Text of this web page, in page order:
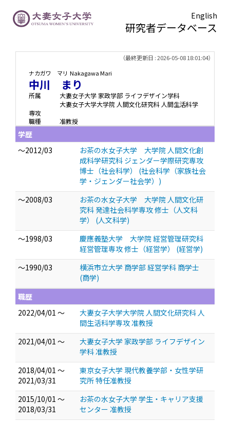
English
研究者データベース
（最終更新日 : 2026-05-08 18:01:04）
ナカガワ マリ Nakagawa Mari
中川 まり
所属
大妻女子大学 家政学部 ライフデザイン学科
大妻女子大学大学院 人間文化研究科 人間生活科学
専攻
職種
准教授
学歴
～2012/03
お茶の水女子大学 大学院 人間文化創
成科学研究科 ジェンダー学際研究専攻
博士（社会科学） (社会科学（家族社会
学・ジェンダー社会学）)
～2008/03
お茶の水女子大学 大学院 人間文化研
究科 発達社会科学専攻 修士（人文科
学） (人文科学)
～1998/03
慶應義塾大学 大学院 経営管理研究科
経営管理専攻 修士（経営学） (経営学)
～1990/03
横浜市立大学 商学部 経営学科 商学士
(商学)
職歴
2022/04/01 ～
大妻女子大学大学院 人間文化研究科 人
間生活科学専攻 准教授
2021/04/01 ～
大妻女子大学 家政学部 ライフデザイン
学科 准教授
2018/04/01 ～
2021/03/31
東京女子大学 現代教養学部・女性学研
究所 特任准教授
2015/10/01 ～
2018/03/31
お茶の水女子大学 学生・キャリア支援
センター 准教授